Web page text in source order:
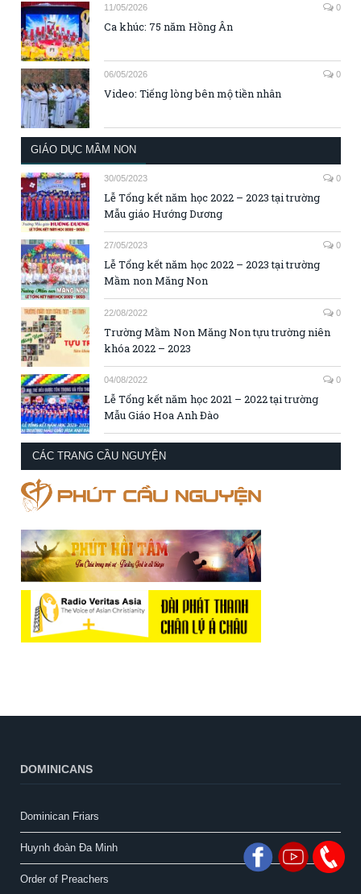
11/05/2026 0
Ca khúc: 75 năm Hồng Ân
06/05/2026 0
Video: Tiếng lòng bên mộ tiền nhân
GIÁO DỤC MẦM NON
30/05/2023 0
Lễ Tổng kết năm học 2022 – 2023 tại trường
Mẫu giáo Hướng Dương
27/05/2023 0
Lễ Tổng kết năm học 2022 – 2023 tại trường
Mầm non Măng Non
22/08/2022 0
Trường Mầm Non Măng Non tựu trường niên
khóa 2022 – 2023
04/08/2022 0
Lễ Tổng kết năm học 2021 – 2022 tại trường
Mẫu Giáo Hoa Anh Đào
CÁC TRANG CẦU NGUYỆN
DOMINICANS
Dominican Friars
Huynh đoàn Đa Minh
Order of Preachers